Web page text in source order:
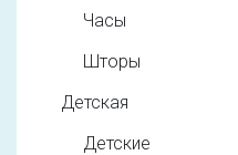
Часы
Шторы
Детская
Детские